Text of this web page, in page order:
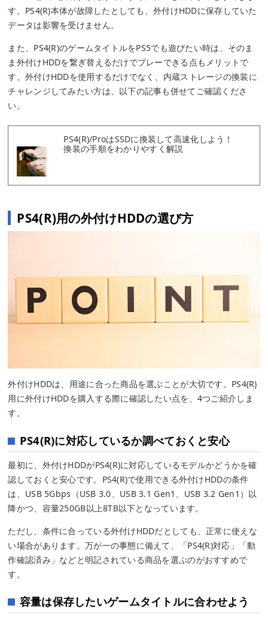
す。PS4(R)本体が故障したとしても、外付けHDDに保存していた
データは影響を受けません。
また、PS4(R)のゲームタイトルをPS5でも遊びたい時は、そのま
ま外付けHDDを繋ぎ替えるだけでプレーできる点もメリットで
す。外付けHDDを使用するだけでなく、内蔵ストレージの換装に
チャレンジしてみたい方は、以下の記事も併せてご確認くださ
い。
PS4(R)/ProはSSDに換装して高速化しよう！
換装の手順をわかりやすく解説
PS4(R)用の外付けHDDの選び方
外付けHDDは、用途に合った商品を選ぶことが大切です。PS4(R)
用に外付けHDDを購入する際に確認したい点を、4つご紹介しま
す。
PS4(R)に対応しているか調べておくと安心
最初に、外付けHDDがPS4(R)に対応しているモデルかどうかを確
認しておくと安心です。PS4(R)で使用できる外付けHDDの条件
は、USB 5Gbps（USB 3.0、USB 3.1 Gen1、USB 3.2 Gen1）以
降かつ、容量250GB以上8TB以下となっています。
ただし、条件に合っている外付けHDDだとしても、正常に使えな
い場合があります。万が一の事態に備えて、「PS4(R)対応」「動
作確認済み」などと明記されている商品を選ぶのがおすすめで
す。
容量は保存したいゲームタイトルに合わせよう